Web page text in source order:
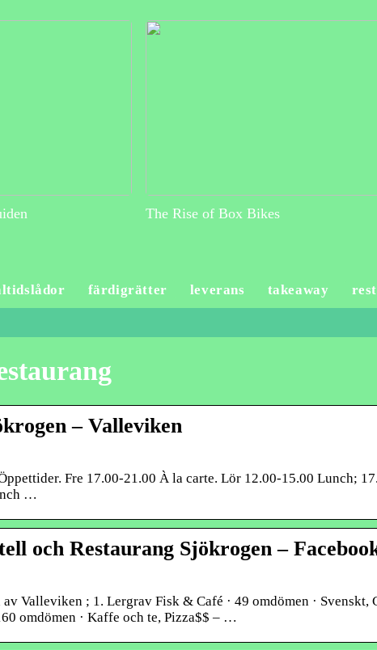
The Rise of Box Bikes
färdigrätter leverans takeaway
– Valleviken
Fre 17.00-21.00 À la carte. Lör 12.00-15.00 Lunch;
…
och Restaurang Sjökrogen –
Valleviken ; 1. Lergrav Fisk & Café · 49 omdömen · Svenskt,
omdömen · Kaffe och te, Pizza$$ – …